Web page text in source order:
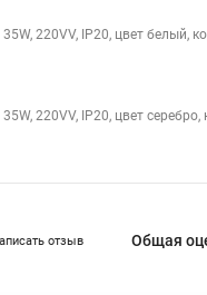
220VV, IP20, цвет белый,
220VV, IP20, цвет серебро,
отзыв Общая